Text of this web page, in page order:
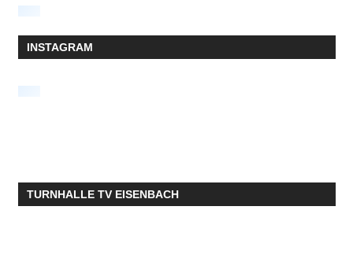
INSTAGRAM
TURNHALLE TV EISENBACH